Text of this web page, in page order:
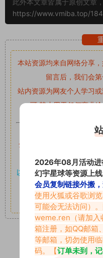
此外本文章皆属于原创文章
https://www.vmiba.top/
本站资源均来自网络分享
留言后，我们会
站内资源为网友个人学习
可,禁止用于任何商业
如果遇到付费才可获取
全站付费素材可提供补档服
以7z、7z分卷格式压缩，
7-zip；安卓：
其它更多疑问
0
2026年08月活动进
幻宇星球等资源上
会员复制链接外搬，
使用火狐或谷歌浏
可能会无法访问）
weme.ren （请加
箱注册，如QQ邮箱
等邮箱，切勿使用
码。【订单未到，